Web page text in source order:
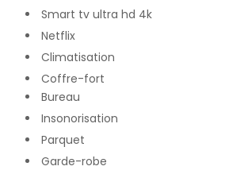
Smart tv ultra hd 4k
Netflix
Climatisation
Coffre-fort
Bureau
Insonorisation
Parquet
Garde-robe